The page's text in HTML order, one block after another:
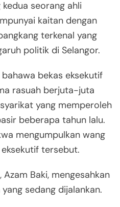
seorang ahli
kaitan dengan
terkenal yang
politik di Selangor.
bekas eksekutif
rasuah berjuta-juta
yang memperoleh
beberapa tahun lalu.
mengumpulkan wang
tersebut.
Azam Baki, mengesahkan
sedang dijalankan.